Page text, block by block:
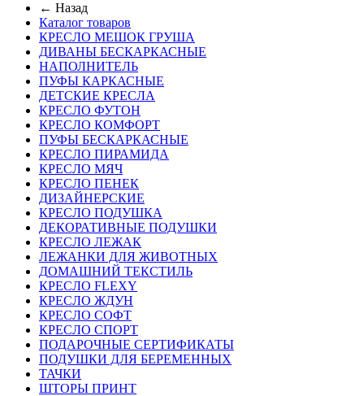
← Назад
Каталог товаров
КРЕСЛО МЕШОК ГРУША
ДИВАНЫ БЕСКАРКАСНЫЕ
НАПОЛНИТЕЛЬ
ПУФЫ КАРКАСНЫЕ
ДЕТСКИЕ КРЕСЛА
КРЕСЛО ФУТОН
КРЕСЛО КОМФОРТ
ПУФЫ БЕСКАРКАСНЫЕ
КРЕСЛО ПИРАМИДА
КРЕСЛО МЯЧ
КРЕСЛО ПЕНЕК
ДИЗАЙНЕРСКИЕ
КРЕСЛО ПОДУШКА
ДЕКОРАТИВНЫЕ ПОДУШКИ
КРЕСЛО ЛЕЖАК
ЛЕЖАНКИ ДЛЯ ЖИВОТНЫХ
ДОМАШНИЙ ТЕКСТИЛЬ
КРЕСЛО FLEXY
КРЕСЛО ЖДУН
КРЕСЛО СОФТ
КРЕСЛО СПОРТ
ПОДАРОЧНЫЕ СЕРТИФИКАТЫ
ПОДУШКИ ДЛЯ БЕРЕМЕННЫХ
ТАЧКИ
ШТОРЫ ПРИНТ